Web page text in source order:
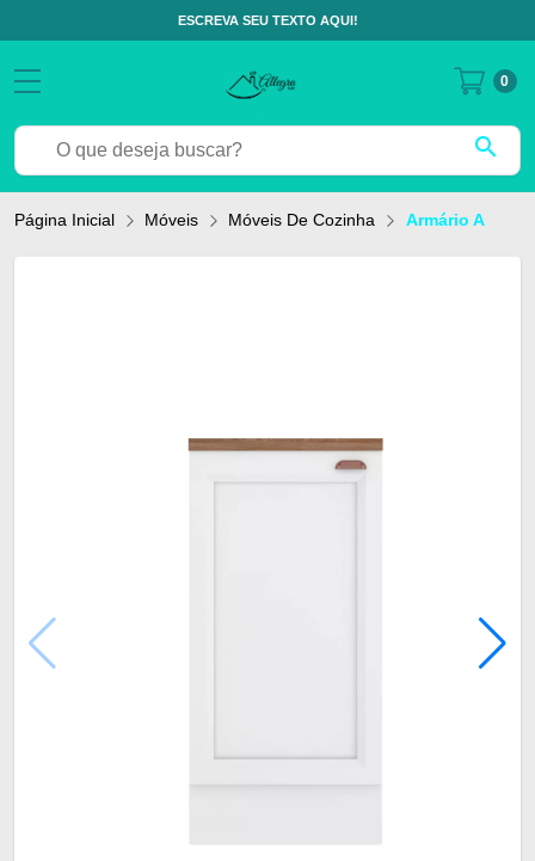
ESCREVA SEU TEXTO AQUI!
search
0
Página Inicial Móveis Móveis De Cozinha Armário Aéreo